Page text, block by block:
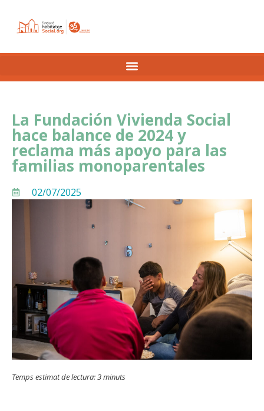
La Fundación Vivienda Social
hace balance de 2024 y
reclama más apoyo para las
familias monoparentales
02/07/2025
Temps estimat de lectura:3minuts